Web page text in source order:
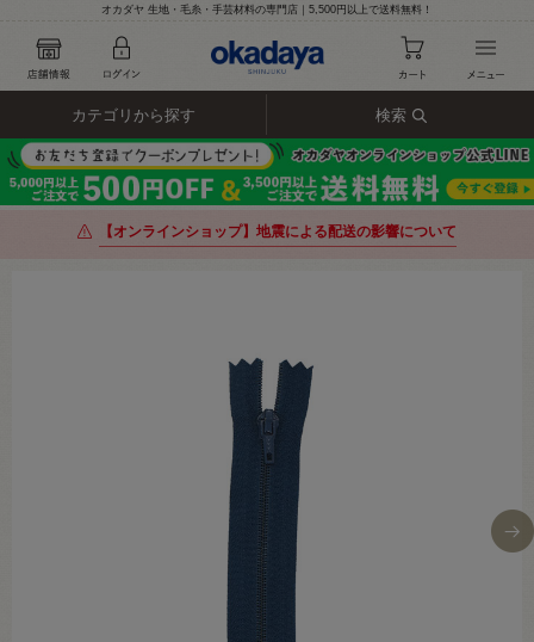
オカダヤ 生地・毛糸・手芸材料の専門店｜5,500円以上で送料無料！
カテゴリから探す 検索
【オンラインショップ】地震による配送の影響について